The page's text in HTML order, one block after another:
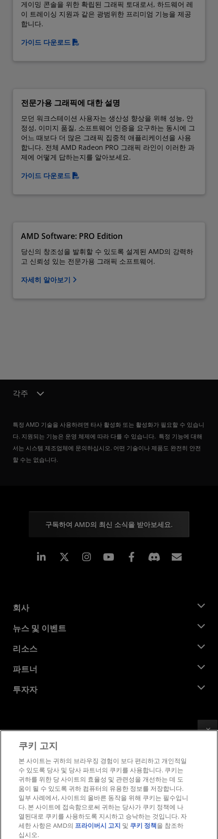
게이밍 콘솔을 위한 확립된 그래픽 토대로서, 하드웨어 레
이 트레이싱 지원과 같은 광범위한 프리미엄 기능을 제공
합니다.
가이드 다운로드
전문가용 그래픽에 대한 설명
모던 워크스테이션 사용자는 생산성 향상을 위해 성능, 안
정성, 이미지 품질, 소프트웨어 인증을 요구하는 동시에 그
어느 때보다 더 많은 그래픽 집중적 애플리케이션을 사용
합니다. 전체 AMD Radeon PRO 그래픽 라인이 이러한 과
제에 어떻게 답하는지를 알아보세요.
가이드 다운로드
AMD Software: PRO Edition
당신의 창조성을 발휘할 수 있도록 설계된 AMD의 강력하
고 신뢰성 있는 전문가용 그래픽 소프트웨어.
자세히 알아보기
각주
특정 AMD 기술을 사용하려면 타사 활성화 또는 활성화가 필요할 수 있습니
다. 지원되는 기능은 운영 체제에 따라 다를 수 있습니다. 특정 기능에 대해
서는 시스템 제조업체에 문의하십시오. 어떤 기술이나 제품도 완전히 안전
할 수는 없습니다.
구독하여 AMD의 최신 소식을 받아보세요.
Linkedin Instagram Facebook
회사
AMD 소개
기업의 사회적 책임
채용
문의하기
뉴스 및 이벤트
뉴스룸
미디어 라이브러리
리소스
개발자 센트럴
사례 연구
파트너
AMD 파트너 허브
투자자
이사위원회
거버넌스 문서
SEC 신고서
상표
공급망 투명성
공정 및 공개 경쟁
영국 세금 전략
쿠키 정책
쿠키 설정
쿠키 고지
본 사이트는 귀하의 브라우징 경험이 보다 편리하고 개인적일
수 있도록 당사 및 당사 파트너의 쿠키를 사용합니다. 쿠키는
귀하를 위한 당 사이트의 효율성 및 관련성을 개선하는 데 도
움이 될 수 있도록 귀하 컴퓨터의 유용한 정보를 저장합니다.
일부 사례에서, 사이트의 올바른 동작을 위해 쿠키는 필수입니
다. 본 사이트에 접속함으로써 귀하는 당사가 쿠키 정책에 나
열된대로 쿠키를 사용하도록 지시하고 승낙하는 것입니다. 자
세한 사항은 AMD의 프라이버시 고지 및 쿠키 정책을 참조하
십시오.